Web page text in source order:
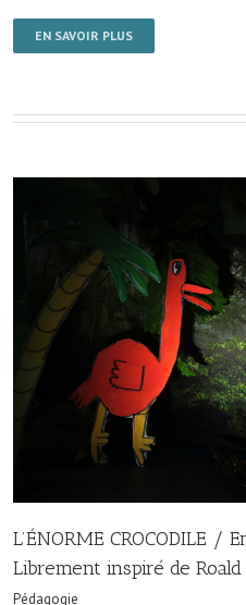
EN SAVOIR PLUS
L’ÉNORME CROCODILE /
Librement inspiré de
Pédagogie